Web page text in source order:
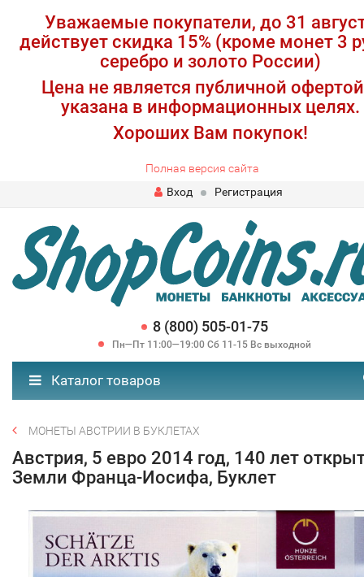
Уважаемые покупатели, до 31
действует скидка 15% (кроме монет 3
серебро и золото России)
Цена не является публичной
указана в информационных целях.
Хороших Вам покупок!
Полная версия сайта
Вход
Регистрация
8 (800) 505-01-75
Пн—Пт 11:00—19:00 Сб 11-15 Вс выходной
Каталог товаров
МОНЕТЫ АВСТРИИ В БУКЛЕТАХ
Австрия, 5 евро 2014 год, 140 лет
Земли Франца-Иосифа, Буклет